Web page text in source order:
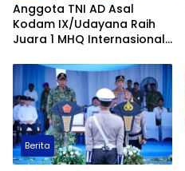
Anggota TNI AD Asal
Kodam IX/Udayana Raih
Juara 1 MHQ Internasional
Berita